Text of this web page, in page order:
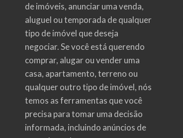
de imóveis, anunciar uma venda,
aluguel ou temporada de qualquer
tipo de imóvel que deseja
negociar. Se você está querendo
comprar, alugar ou vender uma
casa, apartamento, terreno ou
qualquer outro tipo de imóvel, nós
temos as ferramentas que você
precisa para tomar uma decisão
informada, incluindo anúncios de